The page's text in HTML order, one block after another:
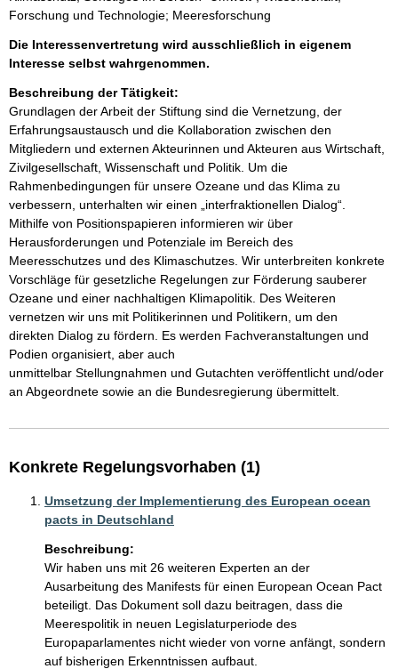
Forschung und Technologie; Meeresforschung
Die Interessenvertretung wird ausschließlich in eigenem
Interesse selbst wahrgenommen.
Beschreibung der Tätigkeit:
Grundlagen der Arbeit der Stiftung sind die Vernetzung, der
Erfahrungsaustausch und die Kollaboration zwischen den
Mitgliedern und externen Akteurinnen und Akteuren aus Wirtschaft,
Zivilgesellschaft, Wissenschaft und Politik. Um die
Rahmenbedingungen für unsere Ozeane und das Klima zu
verbessern, unterhalten wir einen „interfraktionellen Dialog“.
Mithilfe von Positionspapieren informieren wir über
Herausforderungen und Potenziale im Bereich des
Meeresschutzes und des Klimaschutzes. Wir unterbreiten konkrete
Vorschläge für gesetzliche Regelungen zur Förderung sauberer
Ozeane und einer nachhaltigen Klimapolitik. Des Weiteren
vernetzen wir uns mit Politikerinnen und Politikern, um den
direkten Dialog zu fördern. Es werden Fachveranstaltungen und
Podien organisiert, aber auch
unmittelbar Stellungnahmen und Gutachten veröffentlicht und/oder
an Abgeordnete sowie an die Bundesregierung übermittelt.
Konkrete Regelungsvorhaben (1)
Umsetzung der Implementierung des European ocean
pacts in Deutschland
Beschreibung:
Wir haben uns mit 26 weiteren Experten an der
Ausarbeitung des Manifests für einen European Ocean Pact
beteiligt. Das Dokument soll dazu beitragen, dass die
Meerespolitik in neuen Legislaturperiode des
Europaparlamentes nicht wieder von vorne anfängt, sondern
auf bisherigen Erkenntnissen aufbaut.